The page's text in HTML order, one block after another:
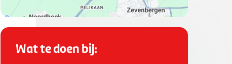
Wat te doen bij: